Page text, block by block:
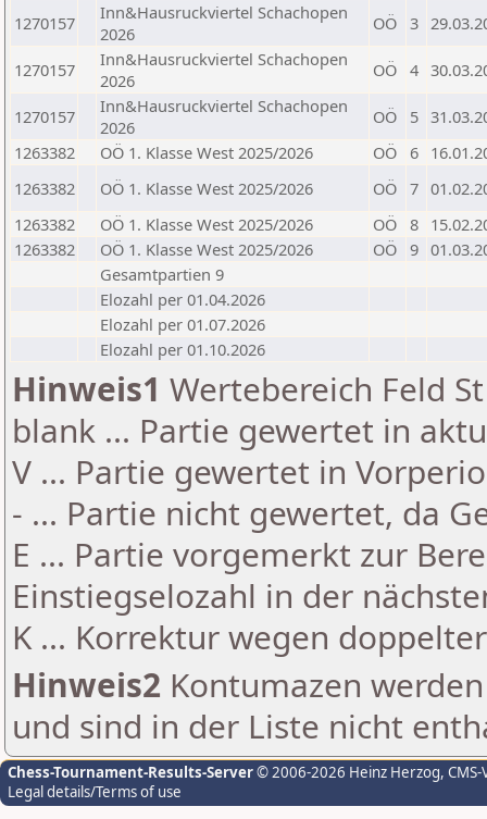
1270157
Inn&Hausruckviertel Schachopen
2026
OÖ 3
1270157
Inn&Hausruckviertel Schachopen
2026
OÖ 4
1270157
Inn&Hausruckviertel Schachopen
2026
OÖ 5
1263382
OÖ 1. Klasse West 2025/2026 OÖ 6
1263382
OÖ 1. Klasse West 2025/2026 OÖ 7
1263382
OÖ 1. Klasse West 2025/2026 OÖ 8
1263382
OÖ 1. Klasse West 2025/2026 OÖ 9
Gesamtpartien 9
Elozahl per 01.04.2026
Elozahl per 01.07.2026
Elozahl per 01.10.2026
Hinweis1 Wertebereich Feld
blank ... Partie gewertet in
V ... Partie gewertet in
- ... Partie nicht gewertet, da
E ... Partie vorgemerkt zur
Einstiegselozahl in der
K ... Korrektur wegen
Hinweis2 Kontumazen
und sind in der Liste nicht
Chess-Tournament-Results-Server© 2006-2026 Heinz Herzog,
Legal details/Terms of use